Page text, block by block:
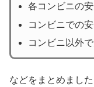
各コンビニの
コンビニでの
コンビニ以外
などをまとめました